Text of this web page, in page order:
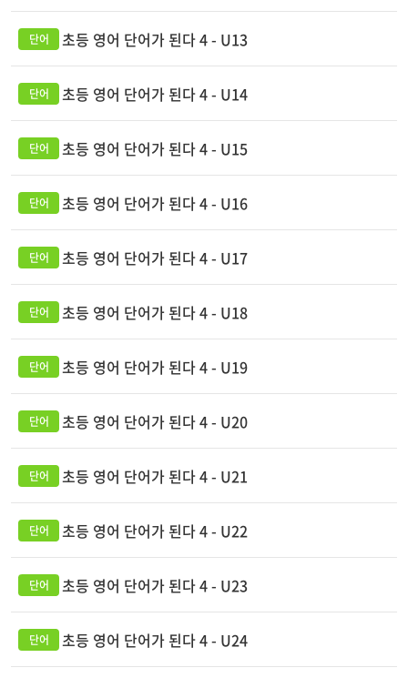
초등 영어 단어가 된다 4 - U13
초등 영어 단어가 된다 4 - U14
초등 영어 단어가 된다 4 - U15
초등 영어 단어가 된다 4 - U16
초등 영어 단어가 된다 4 - U17
초등 영어 단어가 된다 4 - U18
초등 영어 단어가 된다 4 - U19
초등 영어 단어가 된다 4 - U20
초등 영어 단어가 된다 4 - U21
초등 영어 단어가 된다 4 - U22
초등 영어 단어가 된다 4 - U23
초등 영어 단어가 된다 4 - U24